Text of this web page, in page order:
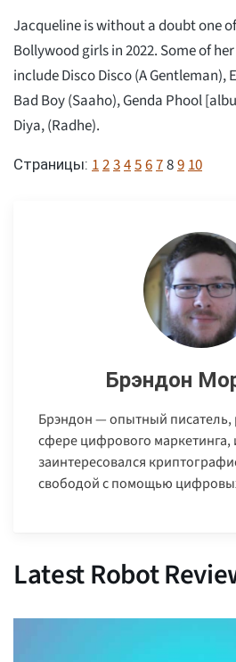
Jacqueline is without a doubt one
Bollywood girls in 2022. Some of
include Disco Disco (A Gentleman),
Bad Boy (Saaho), Genda Phool
Diya, (Radhe).
Страницы: 12345678910
Брэндон
Брэндон — опытный
сфере цифрового маркетинга,
заинтересовался
свободой с помощью
Latest Robot